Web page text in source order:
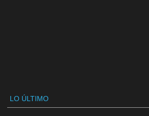
LO ÚLTIMO